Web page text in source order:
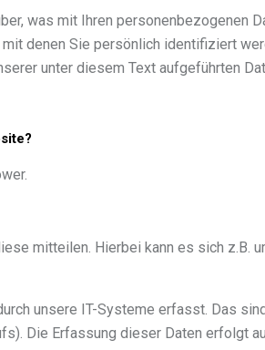
was mit Ihren personenbezogenen
denen Sie persönlich identifiziert
unter diesem Text aufgeführten
mitteilen. Hierbei kann es sich z.B.
unsere IT-Systeme erfasst. Das
Die Erfassung dieser Daten erfolgt